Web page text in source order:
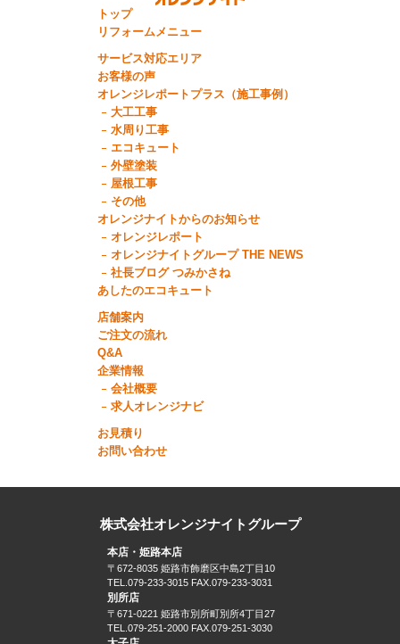
トップ
リフォームメニュー
サービス対応エリア
お客様の声
オレンジレポートプラス（施工事例）
大工工事
水周り工事
エコキュート
外壁塗装
屋根工事
その他
オレンジナイトからのお知らせ
オレンジレポート
オレンジナイトグループ THE NEWS
社長ブログ つみかさね
あしたのエコキュート
店舗案内
ご注文の流れ
Q&A
企業情報
会社概要
求人オレンジナビ
お見積り
お問い合わせ
株式会社オレンジナイトグループ
本店・姫路本店
〒672-8035 姫路市飾磨区中島2丁目10
TEL.079-233-3015 FAX.079-233-3031
別所店
〒671-0221 姫路市別所町別所4丁目27
TEL.079-251-2000 FAX.079-251-3030